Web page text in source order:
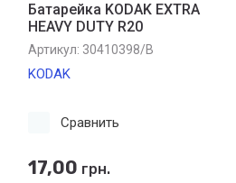
Батарейка KODAK EXTRA
HEAVY DUTY R20
Артикул: 30410398/В
KODAK
Сравнить
17,00 грн.